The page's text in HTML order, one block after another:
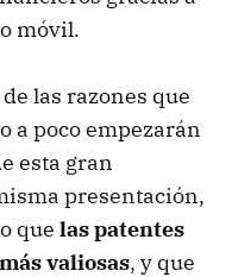
móvil.
las razones que
a poco empezarán
esta gran
presentación,
que las patentes
valiosas, y que